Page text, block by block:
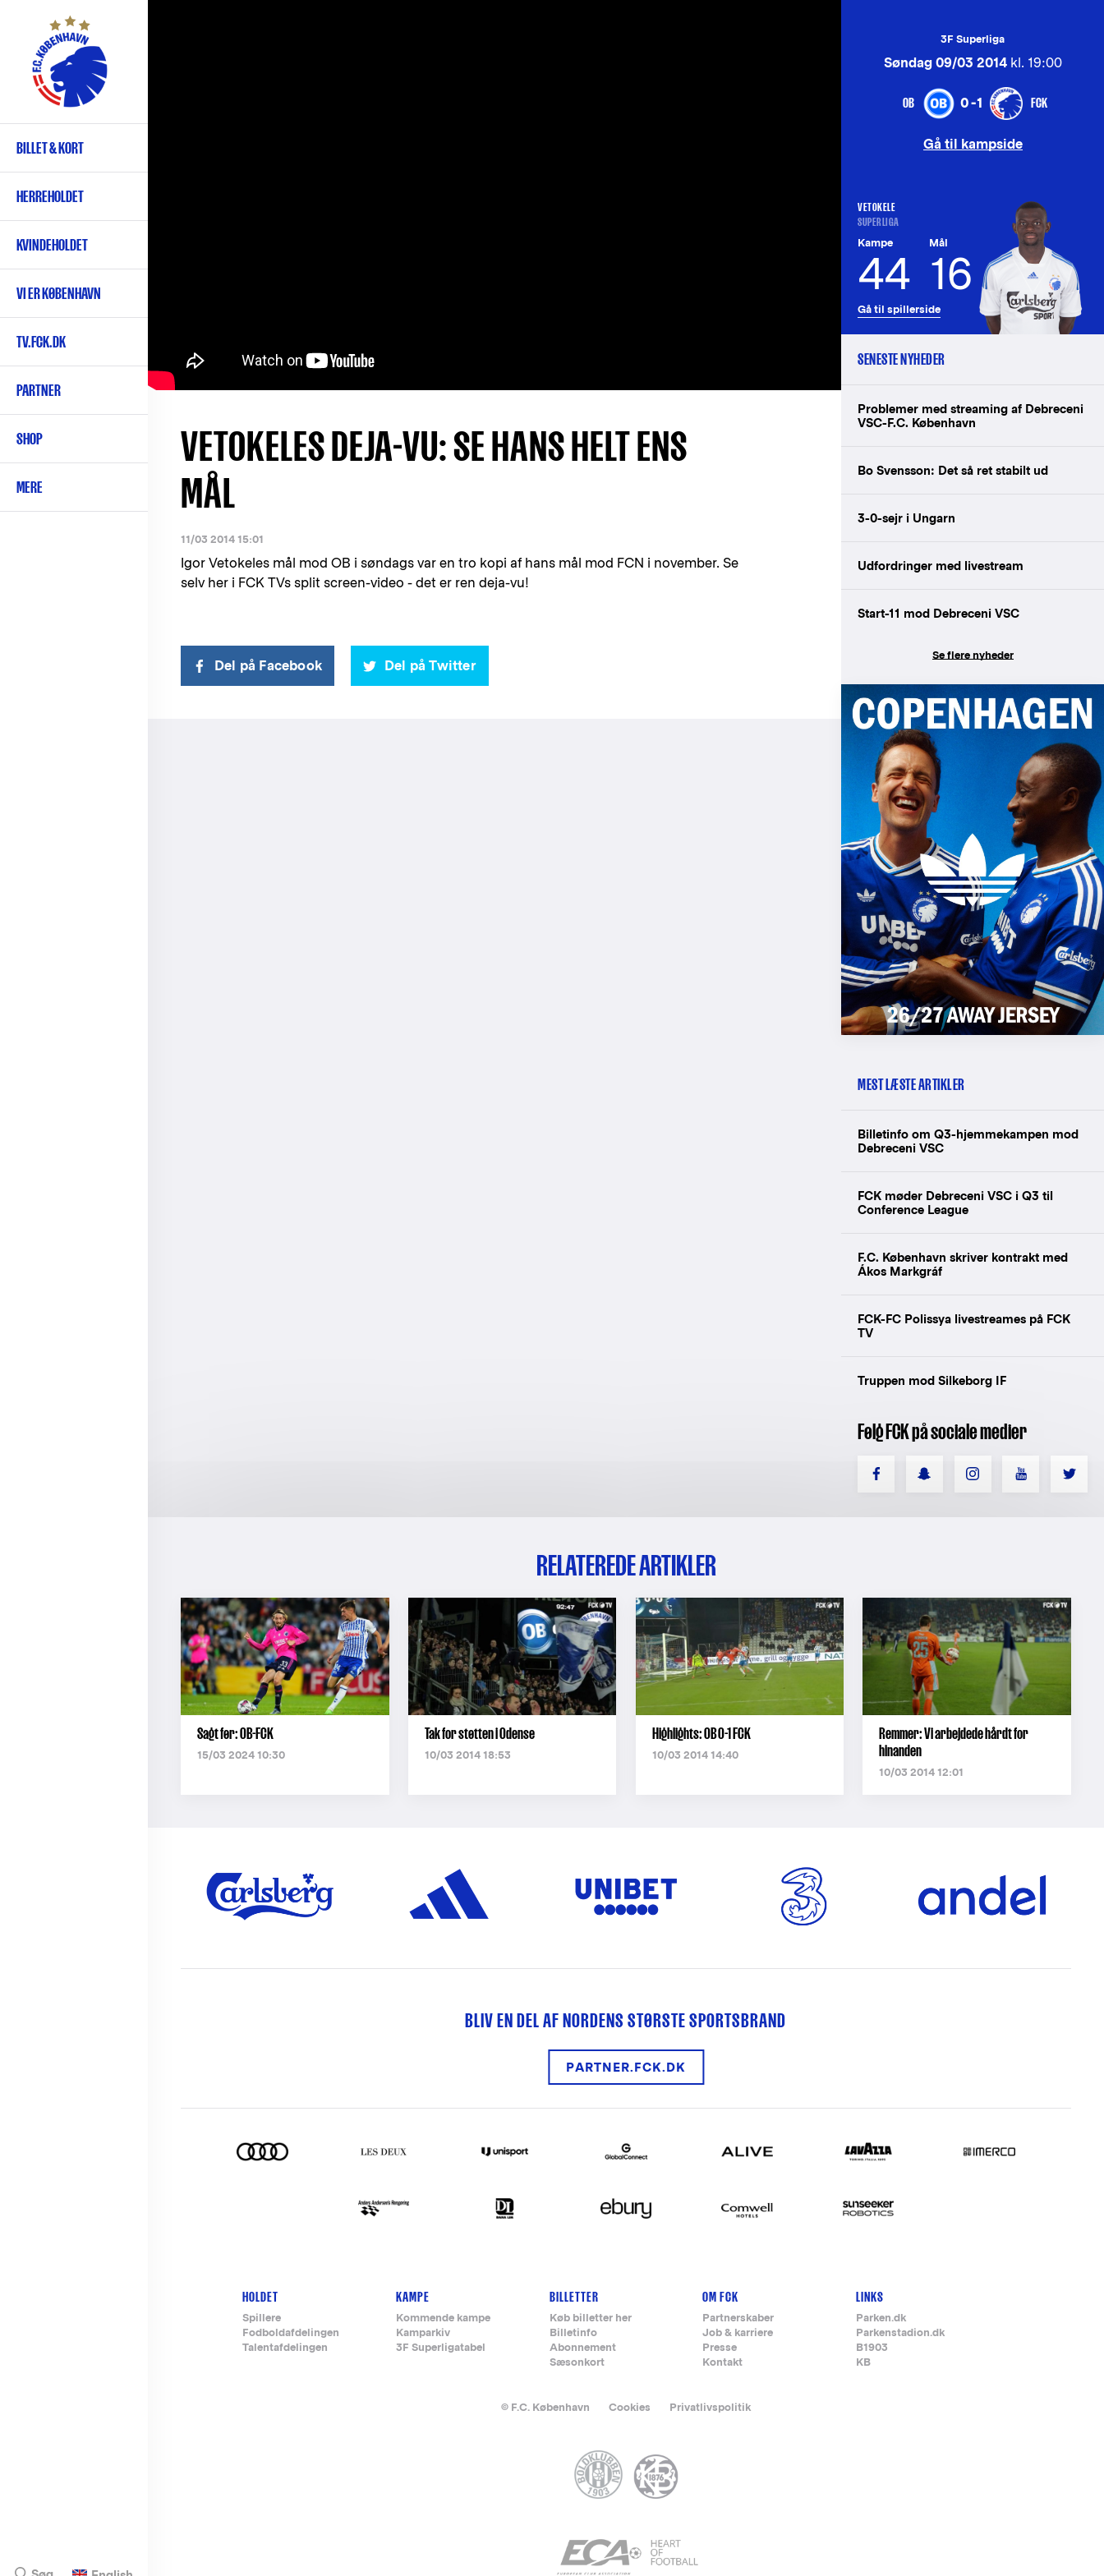
hovedindhold
Primær
navigation
BILLET & KORT
HERREHOLDET
KVINDEHOLDET
VI ER KØBENHAVN
TV.FCK.DK
PARTNER
SHOP
MERE
VETOKELES DEJA-VU: SE HANS HELT ENS
MÅL
11/03 2014 15:01
Igor Vetokeles mål mod OB i søndags var en tro kopi af hans mål mod FCN i november. Se
selv her i FCK TVs split screen-video - det er ren deja-vu!
Del på Facebook Del på Twitter
3F Superliga
Søndag 09/03 2014kl. 19:00
OB 0-1 FCK
Gå til kampside
VETOKELE
SUPERLIGA
Kampe
44
Mål
16
Gå til spillerside
SENESTE NYHEDER
Problemer med streaming af Debreceni
VSC-F.C. København
Bo Svensson: Det så ret stabilt ud
3-0-sejr i Ungarn
Udfordringer med livestream
Start-11 mod Debreceni VSC
Se flere nyheder
MEST LÆSTE ARTIKLER
Billetinfo om Q3-hjemmekampen mod
Debreceni VSC
FCK møder Debreceni VSC i Q3 til
Conference League
F.C. København skriver kontrakt med
Ákos Markgráf
FCK-FC Polissya livestreames på FCK
TV
Truppen mod Silkeborg IF
Følg FCK på sociale medier
RELATEREDE ARTIKLER
Sagt før: OB-FCK
15/03 2024 10:30
Tak for støtten i Odense
10/03 2014 18:53
Highlights: OB 0-1 FCK
10/03 2014 14:40
Remmer: Vi arbejdede hårdt for
hinanden
10/03 2014 12:01
BLIV EN DEL AF NORDENS STØRSTE SPORTSBRAND
PARTNER.FCK.DK
Footer-
menu
HOLDET
Spillere
Fodboldafdelingen
Talentafdelingen
KAMPE
Kommende kampe
Kamparkiv
3F Superligatabel
BILLETTER
Køb billetter her
Billetinfo
Abonnement
Sæsonkort
OM FCK
Partnerskaber
Job & karriere
Presse
Kontakt
LINKS
Parken.dk
Parkenstadion.dk
B1903
KB
© F.C. København Cookies Privatlivspolitik